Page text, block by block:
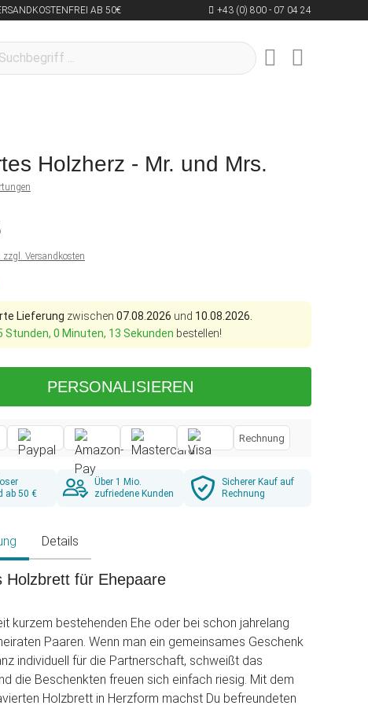
AB 50€ +43 (0) 800 - 07 04 24
Holzherz - Mr. und Mrs.
zzgl. Versandkosten
Lieferung zwischen 07.08.2026 und 10.08.2026.
Stunden, 0 Minuten, 12 Sekunden bestellen!
PERSONALISIEREN
Rechnung
ab 50 €
Über 1 Mio.
zufriedene Kunden
Sicherer Kauf auf
Rechnung
Details
Holzbrett für Ehepaare
kurzem bestehenden Ehe oder bei schon jahrelang
Paaren. Wenn man ein gemeinsames Geschenk
individuell für die Partnerschaft, schweißt das
die Beschenkten freuen sich einfach riesig. Mit dem
Holzbrett in Herzform machst Du befreundeten